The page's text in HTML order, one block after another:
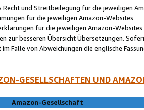
Recht und Streitbeilegung für die jeweiligen
für die jeweiligen Amazon-Websites
für die jeweiligen Amazon-Websites
zur besseren Übersicht Übersetzungen.
Falle von Abweichungen die englische
GESELLSCHAFTEN UND
Amazon-Gesellschaft